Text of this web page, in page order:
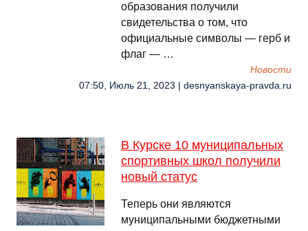
образования получили
свидетельства о том, что
официальные символы — герб и
флаг — …
Новости
07:50, Июль 21, 2023 | desnyanskaya-pravda.ru
В Курске 10 муниципальных
спортивных школ получили
новый статус
Теперь они являются
муниципальными бюджетными